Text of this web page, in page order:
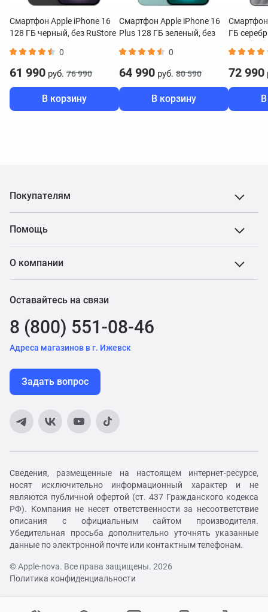
Смартфон Apple iPhone 16
128 ГБ черный, без RuStore
0
61 990 руб. 76 990
В корзину
Смартфон Apple iPhone 16
Plus 128 ГБ зеленый, без
0
64 990 руб. 80 590
В корзину
ГБ
72 990
Покупателям
Помощь
О компании
Оставайтесь на связи
8 (800) 551-08-46
Адреса магазинов в г. Ижевск
Задать вопрос
Сведения, размещенные на настоящем интернет-ресурсе,
носят исключительно информационный характер и не
являются публичной офертой (ст. 437 Гражданского кодекса
РФ). Компания не несет ответственности за несоответствие
описания с официальным сайтом производителя.
Убедительная просьба дополнительно уточнять указанные
данные по электронной почте или контактным телефонам.
© Apple-nova. Все права защищены. 2026
Политика конфиденциальности